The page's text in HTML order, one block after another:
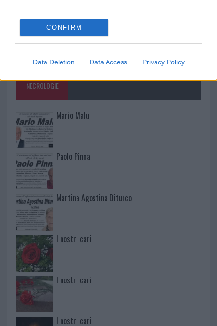
CONFIRM
Data Deletion Data Access Privacy Policy
NECROLOGIE
Mario Malu
Paolo Pinna
Martina Agostina Diturco
I nostri cari
I nostri cari
I nostri cari